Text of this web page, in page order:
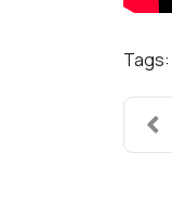
Tags: